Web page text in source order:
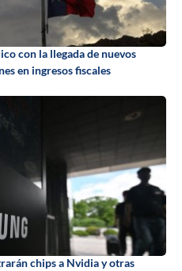
con la llegada de nuevos
en ingresos fiscales
chips a Nvidia y otras